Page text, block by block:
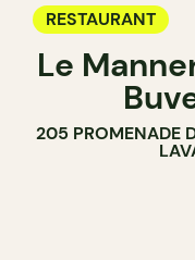
RESTAURANT
Le
205 PROMENADE